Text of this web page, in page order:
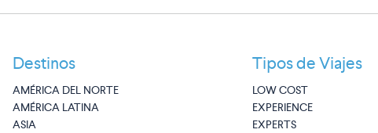
Destinos
AMÉRICA DEL NORTE
AMÉRICA LATINA
ASIA
Tipos de Viajes
LOW COST
EXPERIENCE
EXPERTS